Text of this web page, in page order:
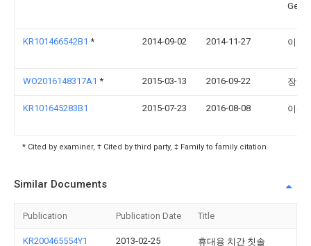
Geun
KR101466542B1 * 2014-09-02 2014-11-27 이상
WO2016148317A1 * 2015-03-13 2016-09-22 장기
KR101645283B1 2015-07-23 2016-08-08 이상
* Cited by examiner, † Cited by third party, ‡ Family to family citation
Similar Documents
Publication Publication Date Title
KR200465554Y1 2013-02-25 휴대용 치간 칫솔